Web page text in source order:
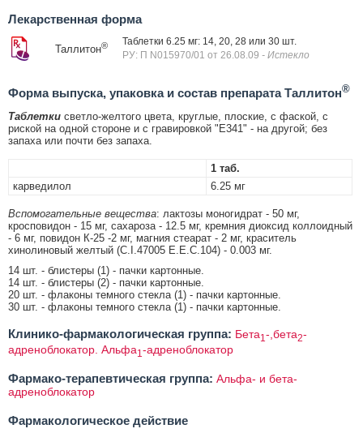
Лекарственная форма
Таллитон®
Таблетки 6.25 мг: 14, 20, 28 или 30 шт.
РУ: П N015970/01 от 26.08.09 - Истекло
Форма выпуска, упаковка и состав препарата Таллитон®
Таблетки светло-желтого цвета, круглые, плоские, с фаской, с
риской на одной стороне и с гравировкой "Е341" - на другой; без
запаха или почти без запаха.
1 таб.
карведилол
6.25 мг
Вспомогательные вещества: лактозы моногидрат - 50 мг,
кросповидон - 15 мг, сахароза - 12.5 мг, кремния диоксид коллоидный
- 6 мг, повидон К-25 -2 мг, магния стеарат - 2 мг, краситель
хинолиновый желтый (С.I.47005 Е.Е.С.104) - 0.003 мг.
14 шт. - блистеры (1) - пачки картонные.
14 шт. - блистеры (2) - пачки картонные.
20 шт. - флаконы темного стекла (1) - пачки картонные.
30 шт. - флаконы темного стекла (1) - пачки картонные.
Клинико-фармакологическая группа: Бета1 -,бета2-
адреноблокатор. Альфа1 -адреноблокатор
Фармако-терапевтическая группа: Альфа- и бета-
адреноблокатор
Фармакологическое действие